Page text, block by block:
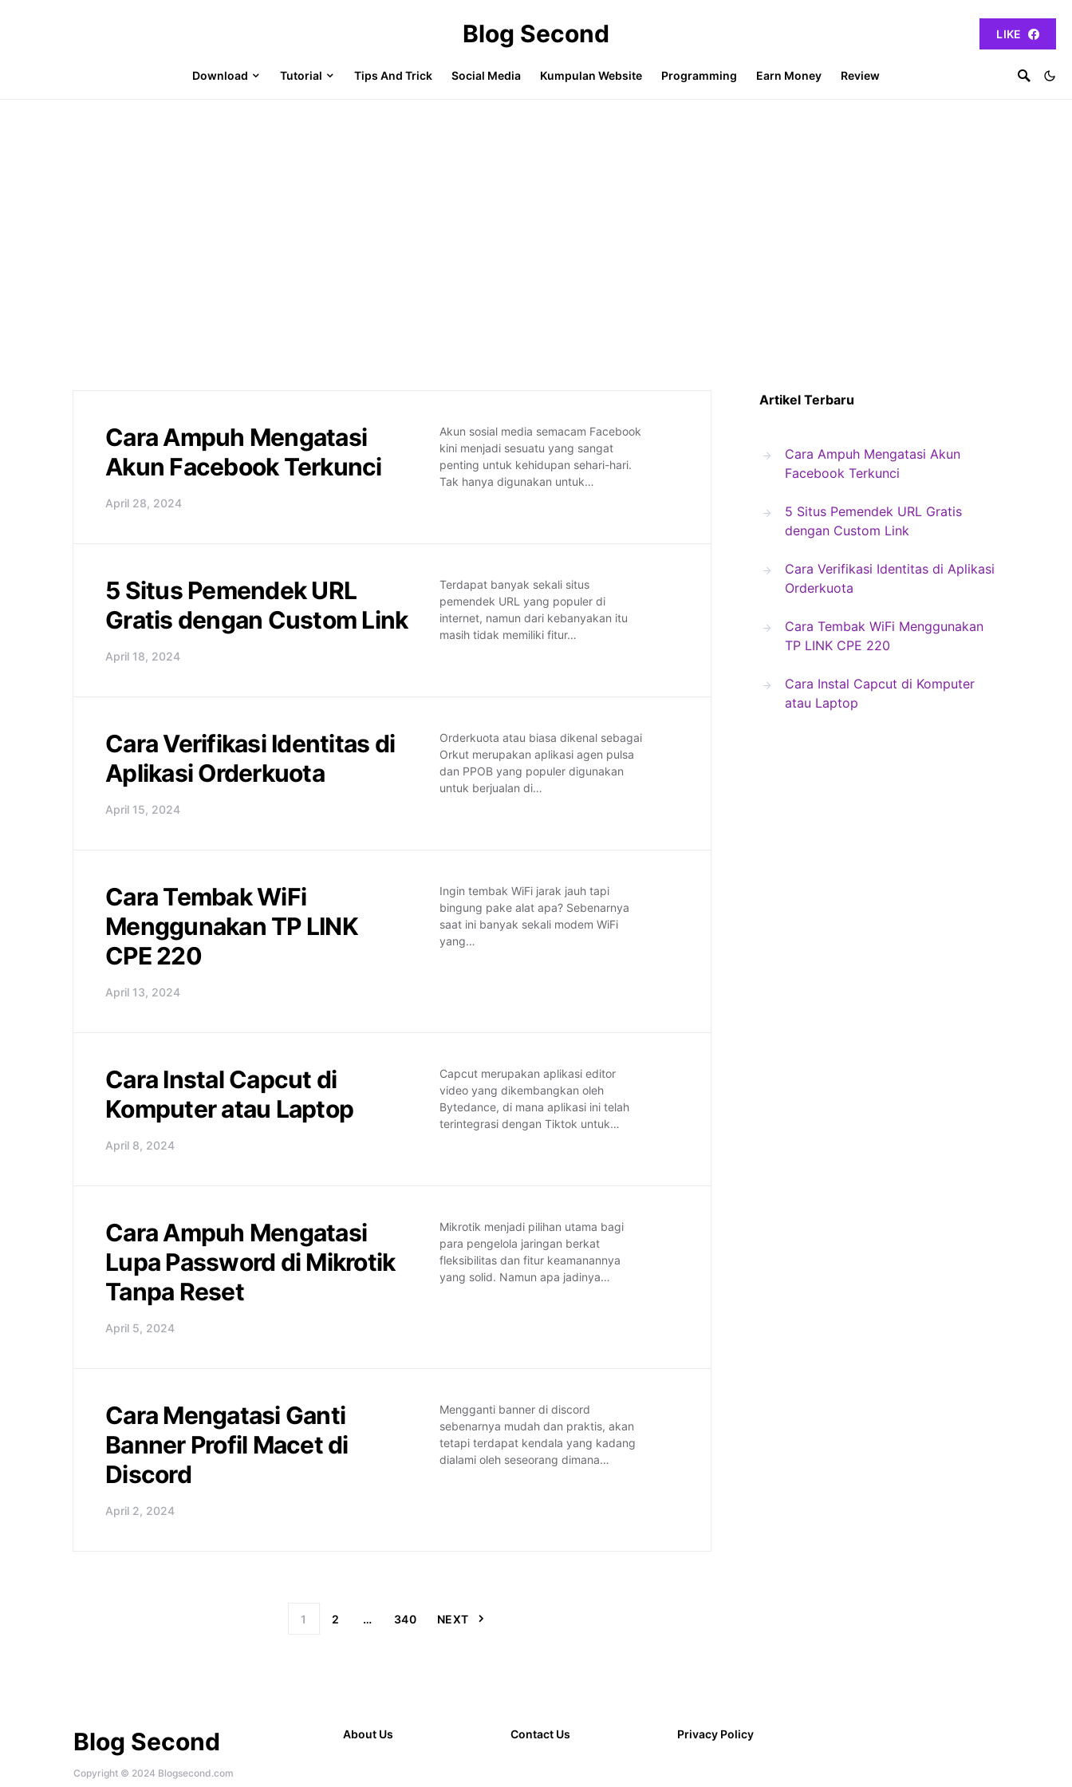
Blog Second LIKE
Download Tutorial Tips And Trick Social Media Kumpulan Website Programming Earn Money Review
Cara Ampuh Mengatasi
Akun Facebook Terkunci
April 28, 2024
Akun sosial media semacam Facebook
kini menjadi sesuatu yang sangat
penting untuk kehidupan sehari-hari.
Tak hanya digunakan untuk…
5 Situs Pemendek URL
Gratis dengan Custom Link
April 18, 2024
Terdapat banyak sekali situs
pemendek URL yang populer di
internet, namun dari kebanyakan itu
masih tidak memiliki fitur…
Cara Verifikasi Identitas di
Aplikasi Orderkuota
April 15, 2024
Orderkuota atau biasa dikenal sebagai
Orkut merupakan aplikasi agen pulsa
dan PPOB yang populer digunakan
untuk berjualan di…
Cara Tembak WiFi
Menggunakan TP LINK
CPE 220
April 13, 2024
Ingin tembak WiFi jarak jauh tapi
bingung pake alat apa? Sebenarnya
saat ini banyak sekali modem WiFi
yang…
Cara Instal Capcut di
Komputer atau Laptop
April 8, 2024
Capcut merupakan aplikasi editor
video yang dikembangkan oleh
Bytedance, di mana aplikasi ini telah
terintegrasi dengan Tiktok untuk…
Cara Ampuh Mengatasi
Lupa Password di Mikrotik
Tanpa Reset
April 5, 2024
Mikrotik menjadi pilihan utama bagi
para pengelola jaringan berkat
fleksibilitas dan fitur keamanannya
yang solid. Namun apa jadinya…
Cara Mengatasi Ganti
Banner Profil Macet di
Discord
April 2, 2024
Mengganti banner di discord
sebenarnya mudah dan praktis, akan
tetapi terdapat kendala yang kadang
dialami oleh seseorang dimana…
1 2 … 340 NEXT
Artikel Terbaru
Cara Ampuh Mengatasi Akun
Facebook Terkunci
5 Situs Pemendek URL Gratis
dengan Custom Link
Cara Verifikasi Identitas di Aplikasi
Orderkuota
Cara Tembak WiFi Menggunakan
TP LINK CPE 220
Cara Instal Capcut di Komputer
atau Laptop
Blog Second
Copyright © 2024 Blogsecond.com
About Us Contact Us Privacy Policy